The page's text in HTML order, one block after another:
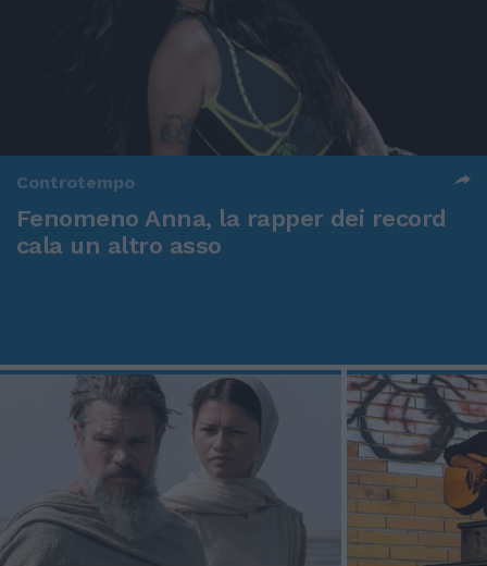
Controtempo
Fenomeno Anna, la rapper dei record
cala un altro asso